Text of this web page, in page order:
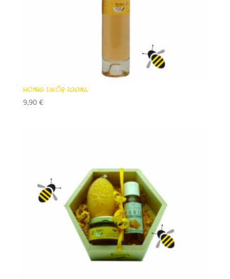
Honig Likör 100ml
9,90 €